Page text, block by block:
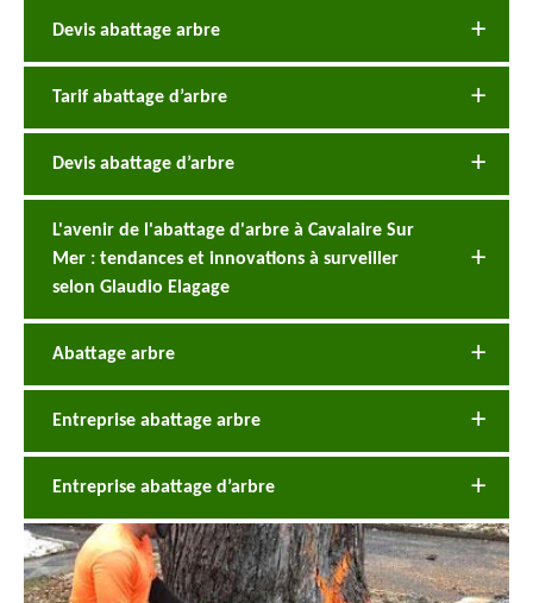
Devis abattage arbre
Tarif abattage d’arbre
Devis abattage d’arbre
L'avenir de l'abattage d'arbre à Cavalaire Sur
Mer : tendances et innovations à surveiller
selon Glaudio Elagage
Abattage arbre
Entreprise abattage arbre
Entreprise abattage d’arbre